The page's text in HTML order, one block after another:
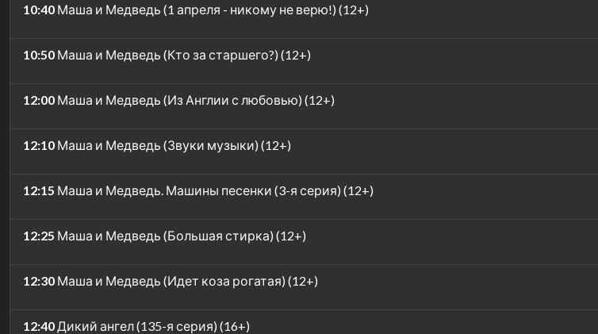
10:40 Маша и Медведь (1 апреля - никому не верю!) (12+)
10:50 Маша и Медведь (Кто за старшего?) (12+)
12:00 Маша и Медведь (Из Англии с любовью) (12+)
12:10 Маша и Медведь (Звуки музыки) (12+)
12:15 Маша и Медведь. Машины песенки (3-я серия) (12+)
12:25 Маша и Медведь (Большая стирка) (12+)
12:30 Маша и Медведь (Идет коза рогатая) (12+)
12:40Дикий ангел (135-я серия) (16+)